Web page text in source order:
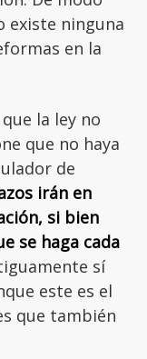
existe ninguna
en la
la ley no
que no haya
de
irán en
si bien
se haga cada
sí
este es el
que también